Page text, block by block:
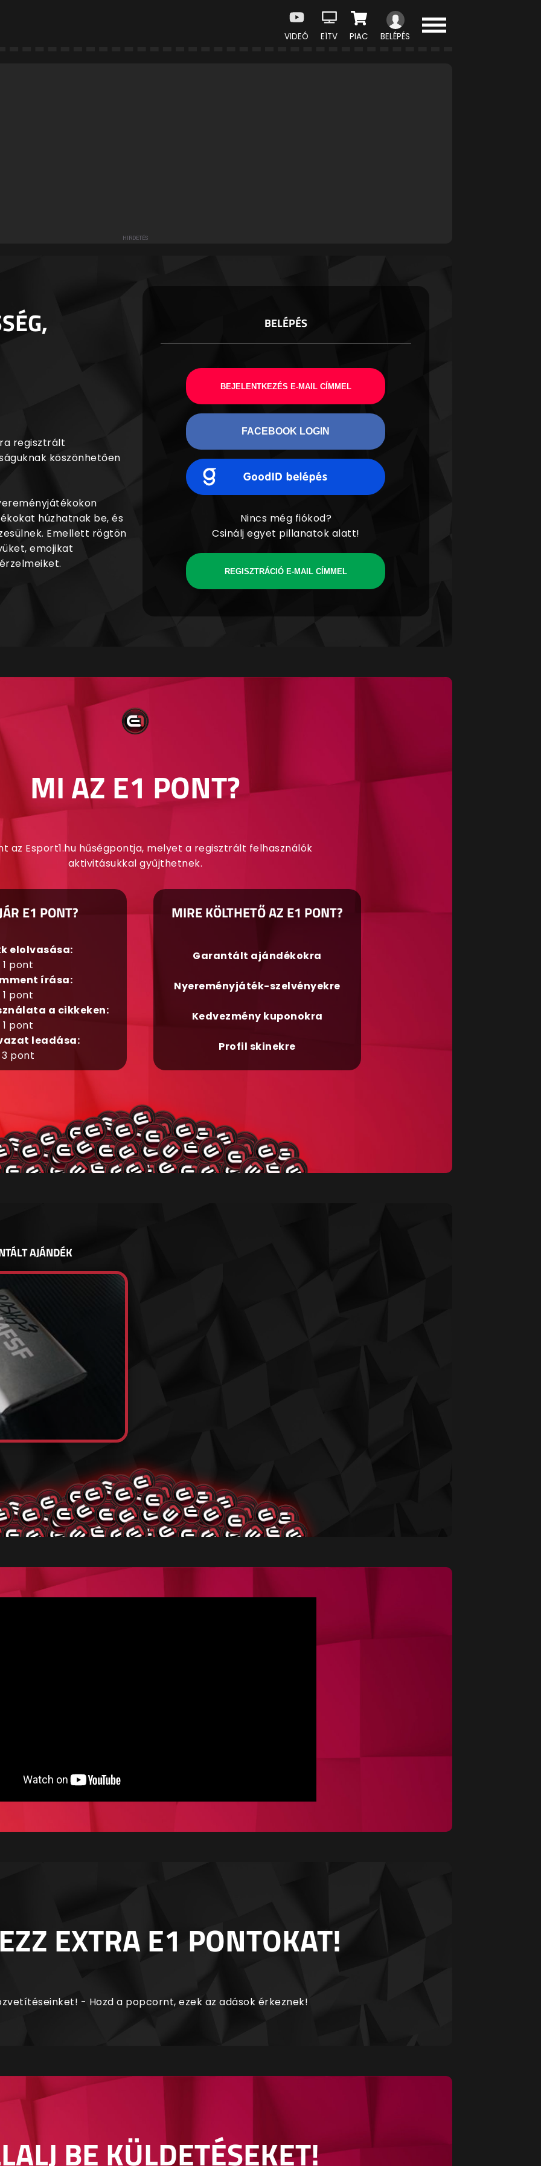
VIDEÓ E1TV PIAC BELÉPÉS
regisztrált
köszönhetően
húzhatnak be, és
Emellett rögtön
emojikat
BELÉPÉS
BEJELENTKEZÉS E-MAIL CÍMMEL
FACEBOOK LOGIN
Nincs még fiókod?
Csinálj egyet pillanatok alatt!
REGISZTRÁCIÓ E-MAIL CÍMMEL
MI AZ E1 PONT?
az Esport1.hu hűségpontja, melyet a regisztrált felhasználók
aktivitásukkal gyűjthetnek.
E1 PONT?
elolvasása:
1 pont
írása:
1 pont
a cikkeken:
1 pont
leadása:
3 pont
MIRE KÖLTHETŐ AZ E1 PONT?
Garantált ajándékokra
Nyereményjáték-szelvényekre
Kedvezmény kuponokra
Profil skinekre
AJÁNDÉK
EXTRA E1 PONTOKAT!
- Hozd a popcornt, ezek az adások érkeznek!
BE KÜLDETÉSEKET!